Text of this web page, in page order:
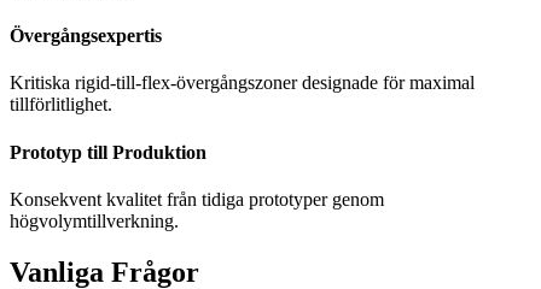
Övergångsexpertis
Kritiska rigid-till-flex-övergångszoner designade för maximal
tillförlitlighet.
Prototyp till Produktion
Konsekvent kvalitet från tidiga prototyper genom
högvolymtillverkning.
Vanliga Frågor